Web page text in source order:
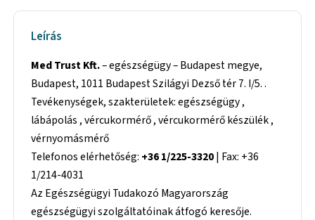
Leírás
Med Trust Kft.– egészségügy – Budapest megye,
Budapest, 1011 Budapest Szilágyi Dezső tér 7. I/5. .
Tevékenységek, szakterületek: egészségügy ,
lábápolás , vércukormérő , vércukormérő készülék ,
vérnyomásmérő
Telefonos elérhetőség: +36 1/225-3320| Fax: +36
1/214-4031
Az Egészségügyi Tudakozó Magyarország
egészségügyi szolgáltatóinak átfogó keresője.